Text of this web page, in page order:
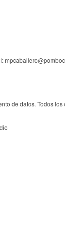
de datos. Todos